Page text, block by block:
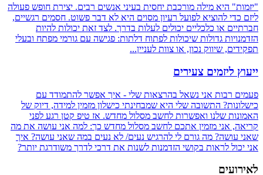
"יזמות" היא מילה מורכבת יחסית בעיני אנשים רבים. יצירת חופש פעולה
ליזם כדי להוציא לפועל רעיון מסוים היא לא דבר פשוט. חסמים רגשיים,
חברתיים או כלכליים יכולים לעלות בדרך. לצד זאת יכולות להיות
הזדמנויות גדולות שיכולות לפתוח דלתות: פגישה עם גורמי מפתח ובעלי
תפקידים, שיווק נכון, או צוות לעניין...
ייעוץ ליזמים צעירים
פעמים רבות אני נשאל בהרצאות שלי - איך אפשר להתמודד עם
כישלונות? התשובה שלי היא שמבחינתי כישלון מזמין למידה, דיוק של
האמונות שלנו ואפשרות לחשב מסלול מחדש. אז טיפ קטן רגע לפני
קריאה, אני מזמין אתכם לחשב מסלול מחדש כך: למה אני עושה את מה
שאני עושה? מה גורם לי להרגיש נעים/ לא נעים במה שאני עושה? איך
אני יכול לראות בקושי הזדמנות לשנות את דרכי לדרך משודרגת יותר?
לאירועים